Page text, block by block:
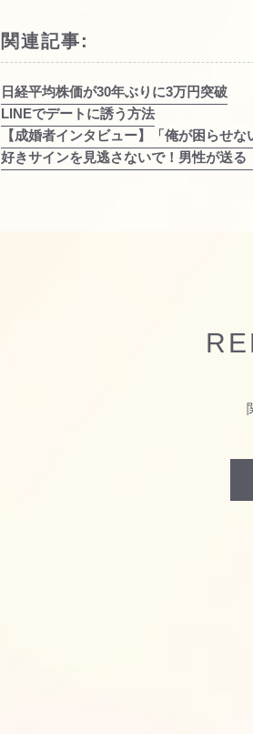
関連記事:
日経平均株価が30年ぶりに3万円突破
LINEでデートに誘う方法
【成婚者インタビュー】「俺が困らせ
好きサインを見逃さないで！男性が送